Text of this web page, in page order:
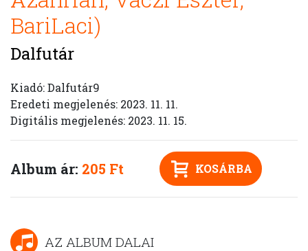
BariLaci)
Dalfutár
Kiadó: Dalfutár9
Eredeti megjelenés: 2023. 11. 11.
Digitális megjelenés: 2023. 11. 15.
Album ár: 205 Ft KOSÁRBA
AZ ALBUM DALAI